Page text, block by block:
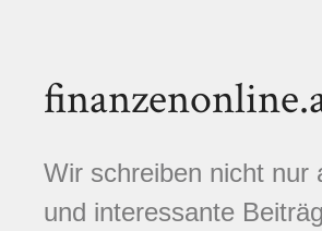
Wir schreiben nicht nur
und interessante